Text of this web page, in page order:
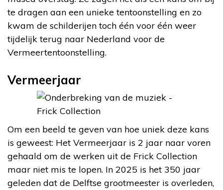
te dragen aan een unieke tentoonstelling en zo
kwam de schilderijen toch één voor één weer
tijdelijk terug naar Nederland voor de
Vermeertentoonstelling.
Vermeerjaar
Om een beeld te geven van hoe uniek deze kans
is geweest: Het Vermeerjaar is 2 jaar naar voren
gehaald om de werken uit de Frick Collection
maar niet mis te lopen. In 2025 is het 350 jaar
geleden dat de Delftse grootmeester is overleden,